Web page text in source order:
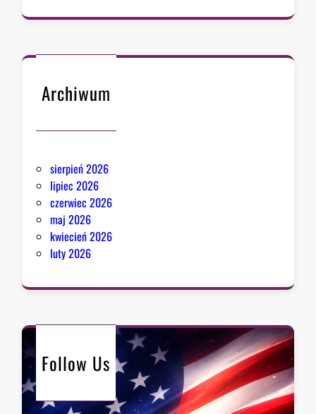
Archiwum
sierpień 2026
lipiec 2026
czerwiec 2026
maj 2026
kwiecień 2026
luty 2026
Follow Us